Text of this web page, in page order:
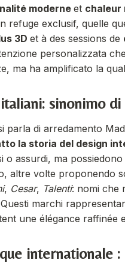
moderneet chaleur
refuge exclusif, quelle
3D et à des sessions de
personalizzata
ma ha amplificato la
sinonimo
parla di arredamento
la storia del design
o assurdi, ma
altre volte proponendo
, Cesar, Talenti: nomi che
marchi
une élégance raffinée
internationale